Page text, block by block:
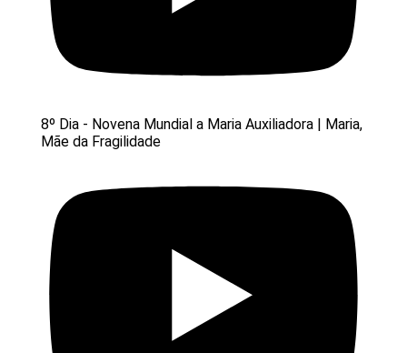
8º Dia - Novena Mundial a Maria Auxiliadora | Maria,
Mãe da Fragilidade